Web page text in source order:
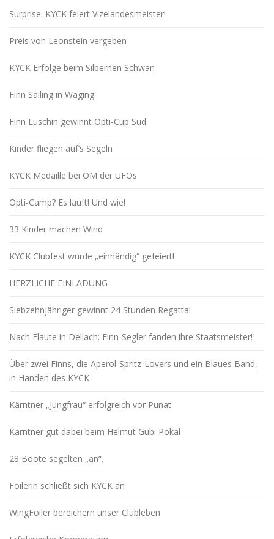
Surprise: KYCK feiert Vizelandesmeister!
Preis von Leonstein vergeben
KYCK Erfolge beim Silbernen Schwan
Finn Sailing in Waging
Finn Luschin gewinnt Opti-Cup Süd
Kinder fliegen auf’s Segeln
KYCK Medaille bei ÖM der UFOs
Opti-Camp? Es läuft! Und wie!
33 Kinder machen Wind
KYCK Clubfest wurde „einhändig“ gefeiert!
HERZLICHE EINLADUNG
Siebzehnjähriger gewinnt 24 Stunden Regatta!
Nach Flaute in Dellach: Finn-Segler fanden ihre Staatsmeister!
Über zwei Finns, die Aperol-Spritz-Lovers und ein Blaues Band,
in Händen des KYCK
Kärntner „Jungfrau“ erfolgreich vor Punat
Kärntner gut dabei beim Helmut Gubi Pokal
28 Boote segelten „an“.
Foilerin schließt sich KYCK an
WingFoiler bereichern unser Clubleben